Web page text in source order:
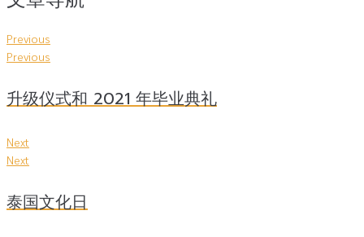
Previous
Previous
升级仪式和 2021 年毕业典礼
Next
Next
泰国文化日